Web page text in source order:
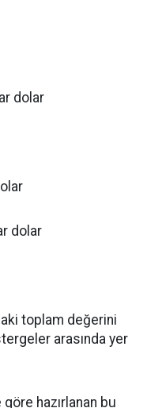
dolar
dolar
toplam değerini
arasında yer
hazırlanan bu